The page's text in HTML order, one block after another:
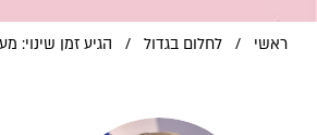
ראשי / לחלום בגדול / הגיע זמן שינוי: